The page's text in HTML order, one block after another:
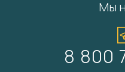
Мы
8 800